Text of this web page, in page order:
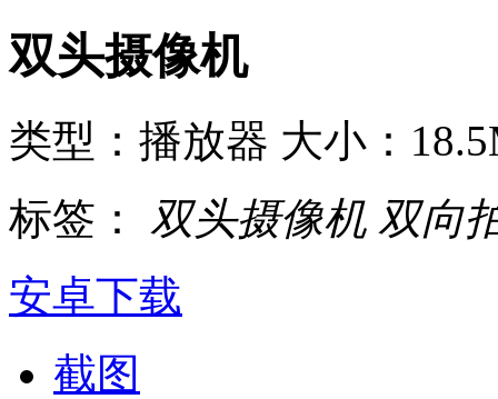
双头摄像机
类型：播放器 大小：
标签： 双头摄像机 双向
安卓下载
截图